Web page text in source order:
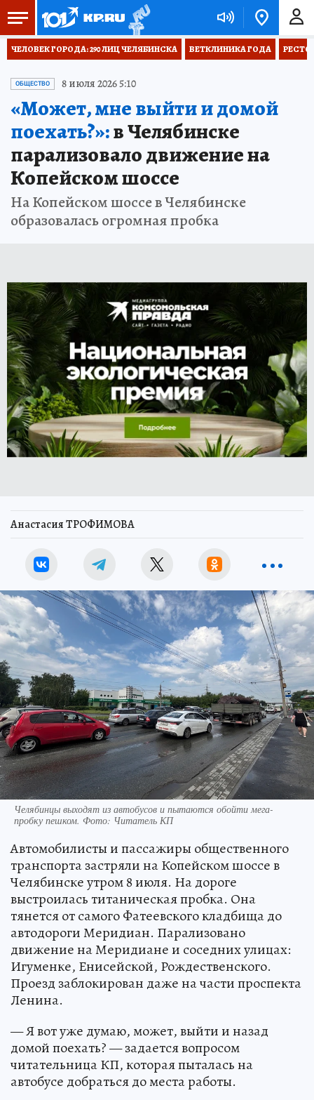
ЧЕЛОВЕК ГОРОДА: 290 ЛИЦ ЧЕЛЯБИНСКА ВЕТКЛИНИКА ГОДА
ОБЩЕСТВО 8 июля 2026 5:10
«Может, мне выйти и домой
поехать?»:в Челябинске
парализовало движение на
Копейском шоссе
На Копейском шоссе в Челябинске
образовалась огромная пробка
Анастасия ТРОФИМОВА
Челябинцы выходят из автобусов и пытаются обойти мега-
пробку пешком. Фото: Читатель КП
Автомобилисты и пассажиры общественного
транспорта застряли на Копейском шоссе в
Челябинске утром 8 июля. На дороге
выстроилась титаническая пробка. Она
тянется от самого Фатеевского кладбища до
автодороги Меридиан. Парализовано
движение на Меридиане и соседних улицах:
Игуменке, Енисейской, Рождественского.
Проезд заблокирован даже на части проспекта
Ленина.
— Я вот уже думаю, может, выйти и назад
домой поехать? — задается вопросом
читательница КП, которая пыталась на
автобусе добраться до места работы.